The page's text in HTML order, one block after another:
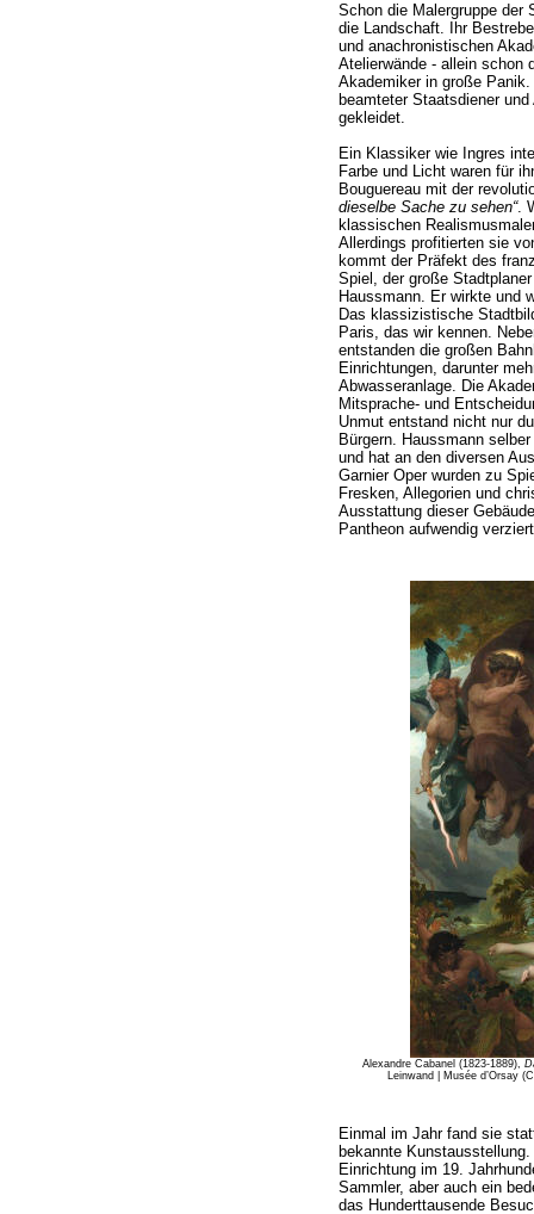
Schon die Malergruppe der
die Landschaft. Ihr
und anachronistischen
Atelierwände - allein schon
Akademiker in große
beamteter Staatsdiener
gekleidet.
Ein Klassiker wie Ingres
Farbe und Licht waren für
Bouguereau mit der
dieselbe Sache zu sehen“.
klassischen
Allerdings profitierten sie
kommt der Präfekt des
Spiel, der große
Haussmann. Er wirkte und
Das klassizistische
Paris, das wir kennen.
entstanden die großen
Einrichtungen, darunter
Abwasseranlage. Die
Mitsprache- und
Unmut entstand nicht nur
Bürgern. Haussmann
und hat an den diversen
Garnier Oper wurden zu
Fresken, Allegorien und
Ausstattung dieser
Pantheon aufwendig
Alexandre Cabanel (1823-1889),
Leinwand | Musée d’Orsay
Einmal im Jahr fand sie
bekannte
Einrichtung im 19.
Sammler, aber auch ein
das Hunderttausende